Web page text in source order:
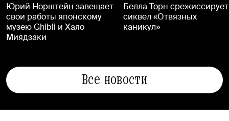
Юрий Норштейн завещает
свои работы японскому
музею Ghibli и Хаяо
Миядзаки
Белла Торн срежиссирует
сиквел «Отвязных
каникул»
Все новости